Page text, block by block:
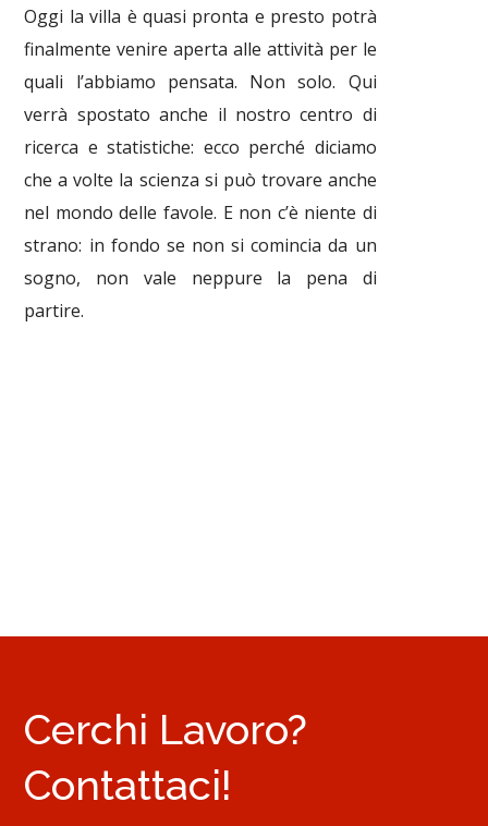
Oggi la villa è quasi pronta e presto potrà
finalmente venire aperta alle attività per le
quali l’abbiamo pensata. Non solo. Qui
verrà spostato anche il nostro centro di
ricerca e statistiche: ecco perché diciamo
che a volte la scienza si può trovare anche
nel mondo delle favole. E non c’è niente di
strano: in fondo se non si comincia da un
sogno, non vale neppure la pena di
partire.
Cerchi Lavoro?
Contattaci!